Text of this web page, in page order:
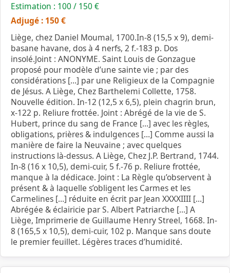
Estimation : 100 / 150 €
Adjugé : 150 €
Liège, chez Daniel Moumal, 1700.In-8 (15,5 x 9), demi-
basane havane, dos à 4 nerfs, 2 f.-183 p. Dos
insolé.Joint : ANONYME. Saint Louis de Gonzague
proposé pour modèle d’une sainte vie ; par des
considérations […] par une Religieux de la Compagnie
de Jésus. A Liège, Chez Barthelemi Collette, 1758.
Nouvelle édition. In-12 (12,5 x 6,5), plein chagrin brun,
x-122 p. Reliure frottée. Joint : Abrégé de la vie de S.
Hubert, prince du sang de France […] avec les règles,
obligations, prières & indulgences […] Comme aussi la
manière de faire la Neuvaine ; avec quelques
instructions là-dessus. A Liège, Chez J.P. Bertrand, 1744.
In-8 (16 x 10,5), demi-cuir, 5 f.-76 p. Reliure frottée,
manque à la dédicace. Joint : La Règle qu’observent à
présent & à laquelle s’obligent les Carmes et les
Carmelines […] réduite en écrit par Jean XXXXIIII […]
Abrégée & éclairicie par S. Albert Patriarche […] A
Liège, Imprimerie de Guillaume Henry Streel, 1668. In-
8 (165,5 x 10,5), demi-cuir, 102 p. Manque sans doute
le premier feuillet. Légères traces d’humidité.